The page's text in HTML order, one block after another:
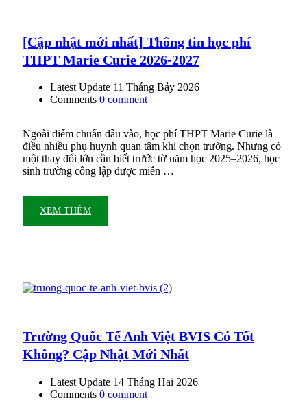
[Cập nhật mới nhất] Thông tin học phí
THPT Marie Curie 2026-2027
Latest Update 11 Tháng Bảy 2026
Comments 0 comment
Ngoài điểm chuẩn đầu vào, học phí THPT Marie Curie là
điều nhiều phụ huynh quan tâm khi chọn trường. Nhưng có
một thay đổi lớn cần biết trước từ năm học 2025–2026, học
sinh trường công lập được miễn …
XEM THÊM
Trường Quốc Tế Anh Việt BVIS Có Tốt
Không? Cập Nhật Mới Nhất
Latest Update 14 Tháng Hai 2026
Comments 0 comment